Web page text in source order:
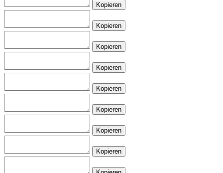
Kopieren
Kopieren
Kopieren
Kopieren
Kopieren
Kopieren
Kopieren
Kopieren